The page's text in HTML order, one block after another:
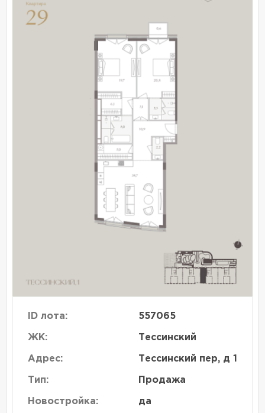
ID лота: 557065
ЖК: Тессинский
Адрес: Тессинский пер, д 1
Тип: Продажа
Новостройка: да